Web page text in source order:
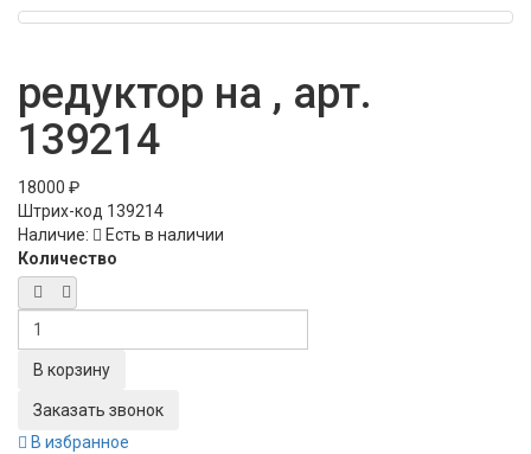
редуктор на , арт.
139214
18000 ₽
Штрих-код 139214
Наличие:
Есть в наличии
Количество
Заказать звонок
В избранное